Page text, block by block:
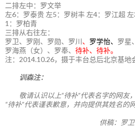
二排左中：罗文举
左6：罗泰贵 左5：罗树丰 左4：罗江超 左
1：罗柏青
三排从右往左：
罗卫、罗刚、罗勋、罗川 、 罗学怡、 罗星
罗海燕（女）、罗奉、 待补、待补。
注：2014.10.26，摄于丰台总后北京基地
训森注：
敬请认识以上“待补”代表名字的网友
“待补”代表谨表歉意，并向提供其姓名的
供稿：罗